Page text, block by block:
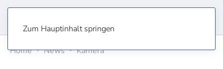
Zum Hauptinhalt springen
Home
News Kamera